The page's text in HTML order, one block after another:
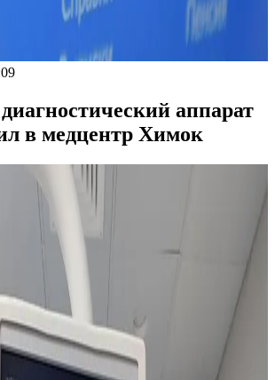
аппарат
в медцентр Химок